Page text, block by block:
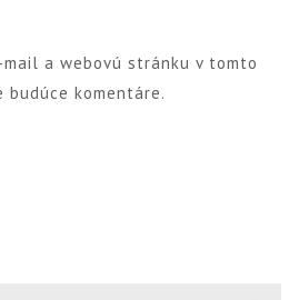
a webovú stránku v tomto
komentáre.